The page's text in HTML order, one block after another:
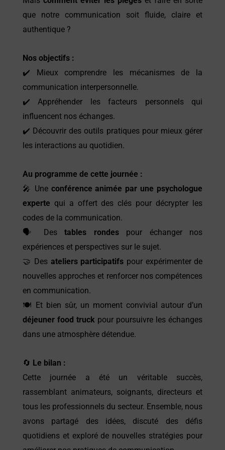
que notre communication soit fluide, claire et
authentique ?
Nos objectifs :
✔️ Mieux comprendre les mécanismes de la
communication interpersonnelle.
✔️ Appréhender les facteurs personnels qui
influencent nos échanges.
✔️ Découvrir des outils pratiques pour mieux gérer
les interactions au quotidien.
Au programme de cette journée :
🎤 Une conférence animée par une psychologue
experte qui a offert des clés pour décrypter les
codes de la communication.
🗣️ Destables rondespour échanger nos
expériences et perspectives sur le sujet.
🤝 Des ateliers participatifs pour expérimenter de
nouvelles approches et renforcer nos compétences
en communication.
🍽️ Et bien sûr, un moment convivial autour d’un
déjeuner food truckpour poursuivre les échanges
dans une atmosphère détendue.
🔄 Le bilan :
Cette journée a été un véritable succès,
rassemblant animateurs, soignants, directeurs et
tous les professionnels du secteur. Ensemble, nous
avons partagé des idées, discuté des défis
quotidiens et exploré de nouvelles stratégies pour